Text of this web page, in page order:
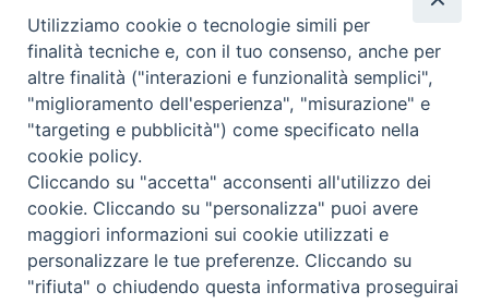
Curia
Via del Seminario, 61 - 57122 Livorno LI
Tel. 0586 276211
Fax 0586 276243
segreve@livorno.chiesacattolica.it
Utilizziamo cookie o tecnologie simili per
finalità tecniche e, con il tuo consenso, anche per
altre finalità ("interazioni e funzionalità semplici",
"miglioramento dell'esperienza", "misurazione" e
"targeting e pubblicità") come specificato nella
cookie policy.
Cliccando su "accetta" acconsenti all'utilizzo dei
cookie. Cliccando su "personalizza" puoi avere
maggiori informazioni sui cookie utilizzati e
personalizzare le tue preferenze. Cliccando su
"rifiuta" o chiudendo questa informativa proseguirai